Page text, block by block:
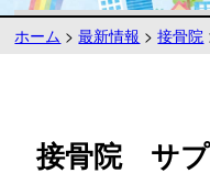
ホーム >最新情報 >接骨院
接骨院 サ